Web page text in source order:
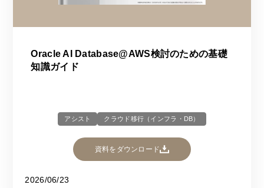
Oracle AI Database@AWS検討のための基礎
知識ガイド
アシスト クラウド移行（インフラ・DB）
資料をダウンロード
2026/06/23